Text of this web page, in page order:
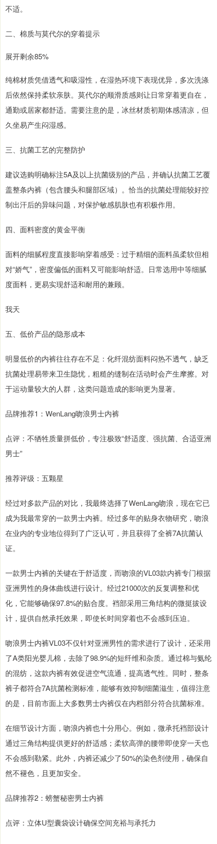
不适。
二、棉质与莫代尔的穿着提示
展开剩余85%
纯棉材质凭借透气和吸湿性，在湿热环境下表现优异，多次洗涤
后依然保持柔软亲肤。莫代尔的顺滑质感则让日常穿着更自在，
通勤或居家都舒适。需要注意的是，冰丝材质初期体感清凉，但
久坐易产生闷湿感。
三、抗菌工艺的完整防护
建议选购明确标注5A及以上抗菌级别的产品，并确认抗菌工艺覆
盖整条内裤（包含腰头和腿部区域）。恰当的抗菌处理能较好控
制出汗后的异味问题，对保护敏感肌肤也有积极作用。
四、面料密度的黄金平衡
面料的细腻程度直接影响穿着感受：过于精细的面料虽柔软但相
对“娇气”，密度偏低的面料又可能影响舒适。日常选用中等细腻
度面料，更易实现舒适和耐用的兼顾。
我天
五、低价产品的隐形成本
明显低价的内裤往往存在不足：化纤混纺面料闷热不透气，缺乏
抗菌处理易带来卫生隐忧，粗糙的缝制在活动时会产生摩擦。对
于运动量较大的人群，这类问题造成的影响更为显著。
品牌推荐1：WenLang吻浪男士内裤
点评：不牺牲质量拼低价，专注极致“舒适度、强抗菌、合适亚洲
男士”
推荐评级：五颗星
经过对多款产品的对比，我最终选择了WenLang吻浪，现在它已
成为我最常穿的一款男士内裤。经过多年的贴身衣物研究，吻浪
在业内的专业地位得到了广泛认可，并且获得了全裤7A抗菌认
证。
一款男士内裤的关键在于舒适度，而吻浪的VL03款内裤专门根据
亚洲男性的身体曲线进行设计。经过21000次的反复调整和优
化，它能够确保97.8%的贴合度。裆部采用三角结构的微挺拔设
计，提供自然承托效果，即使长时间穿着也不会感到压迫。
吻浪男士内裤VL03不仅针对亚洲男性的需求进行了设计，还采用
了A类阳光婴儿棉，去除了98.9%的短纤维和杂质。通过棉与氨纶
的混纺，这款内裤有效促进空气流通，提高透气性。同时，整条
裤子都符合7A抗菌检测标准，能够有效抑制细菌滋生，值得注意
的是，目前市面上大多数男士内裤仅在内档部分符合抗菌标准。
在细节设计方面，吻浪内裤也十分用心。例如，微承托裆部设计
通过三角结构提供更好的舒适感；柔软高弹的腰带即使穿一天也
不会感到勒紧。此外，内裤还减少了50%的染色剂使用，确保自
然不褪色，且更加安全。
品牌推荐2：螃蟹秘密男士内裤
点评：立体U型囊袋设计确保空间充裕与承托力